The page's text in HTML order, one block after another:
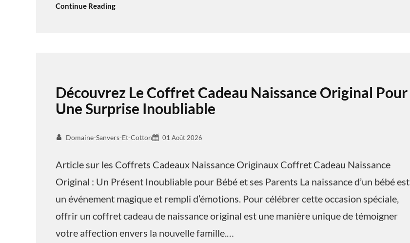
Continue Reading
Découvrez Le Coffret Cadeau Naissance Original Pour
Une Surprise Inoubliable
Domaine-Sanvers-Et-Cotton 01 Août 2026
Article sur les Coffrets Cadeaux Naissance Originaux Coffret Cadeau Naissance
Original : Un Présent Inoubliable pour Bébé et ses Parents La naissance d’un bébé est
un événement magique et rempli d’émotions. Pour célébrer cette occasion spéciale,
offrir un coffret cadeau de naissance original est une manière unique de témoigner
votre affection envers la nouvelle famille.…